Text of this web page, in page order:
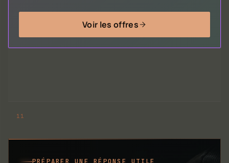
Voir les offres
PRÉPARER UNE RÉPONSE UTILE